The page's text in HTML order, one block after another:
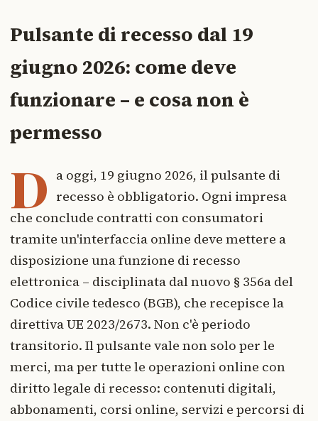
Pulsante di recesso dal 19
giugno 2026: come deve
funzionare – e cosa non è
permesso
D a oggi, 19 giugno 2026, il pulsante di
recesso è obbligatorio. Ogni impresa
che conclude contratti con consumatori
tramite un'interfaccia online deve mettere a
disposizione una funzione di recesso
elettronica – disciplinata dal nuovo § 356a del
Codice civile tedesco (BGB), che recepisce la
direttiva UE 2023/2673. Non c'è periodo
transitorio. Il pulsante vale non solo per le
merci, ma per tutte le operazioni online con
diritto legale di recesso: contenuti digitali,
abbonamenti, corsi online, servizi e percorsi di